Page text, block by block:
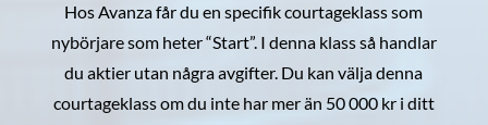
Hos Avanza får du en specifik courtageklass som
nybörjare som heter “Start”. I denna klass så handlar
du aktier utan några avgifter. Du kan välja denna
courtageklass om du inte har mer än 50 000 kr i ditt